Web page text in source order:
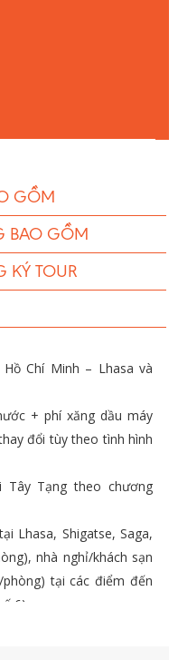
GỒM
BAO GỒM
TOUR
Chí Minh – Lhasa và
+ phí xăng dầu máy
đổi tùy theo tình hình
Tây Tạng theo chương
Lhasa, Shigatse, Saga,
nhà nghỉ/khách sạn
tại các điểm đến
6)